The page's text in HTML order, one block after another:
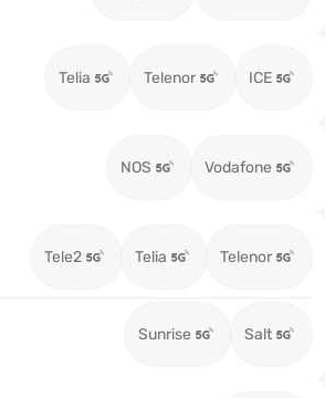
Telia Telenor ICE
NOS Vodafone
Tele2 Telia Telenor
Sunrise Salt